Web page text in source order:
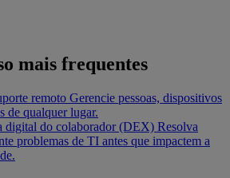
mais frequentes
remoto Gerencie pessoas, dispositivos
de qualquer lugar.
digital do colaborador (DEX) Resolva
problemas de TI antes que impactem a